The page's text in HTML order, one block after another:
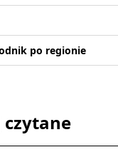
po regionie
czytane